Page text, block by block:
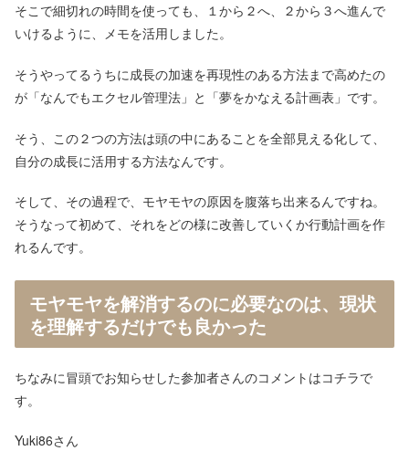
そこで細切れの時間を使っても、１から２へ、２から３へ進んで
いけるように、メモを活用しました。
そうやってるうちに成長の加速を再現性のある方法まで高めたの
が「なんでもエクセル管理法」と「夢をかなえる計画表」です。
そう、この２つの方法は頭の中にあることを全部見える化して、
自分の成長に活用する方法なんです。
そして、その過程で、モヤモヤの原因を腹落ち出来るんですね。
そうなって初めて、それをどの様に改善していくか行動計画を作
れるんです。
モヤモヤを解消するのに必要なのは、現状
を理解するだけでも良かった
ちなみに冒頭でお知らせした参加者さんのコメントはコチラで
す。
Yuki86さん